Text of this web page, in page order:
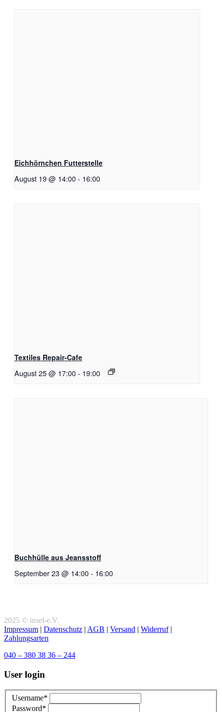
Eichhörnchen Futterstelle
August 19 @ 14:00- 16:00
Textiles Repair-Cafe
August 25 @ 17:00- 19:00
Buchhülle aus Jeansstoff
September 23 @ 14:00- 16:00
2025 © insel-e.V.
Impressum | Datenschutz | AGB | Versand | Widerruf|
Zahlungsarten
040 – 380 38 36 – 244
User login
Username*
Password*